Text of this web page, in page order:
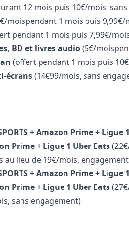
12 mois puis 10€/mois,
moispendant 1 mois puis 9,99€/
pendant 1 mois puis 7,99€/
BD et livres audio(5€/
(offert pendant 1 mois puis
écrans(14€99/mois, sans
+ Amazon Prime + Ligue
Prime + Ligue 1 Uber Eats
au lieu de 19€/mois,
+ Amazon Prime + Ligue
Prime + Ligue 1 Uber Eats(27€
sans engagement)